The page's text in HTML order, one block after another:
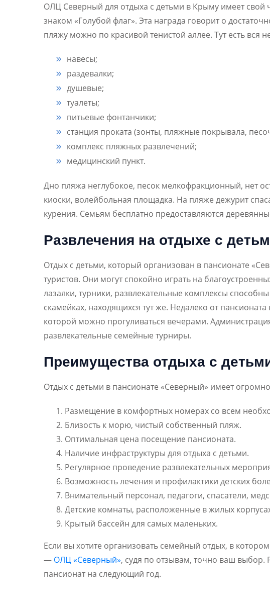
ОЛЦ Северный для отдыха с детьми в Крыму имеет
знаком «Голубой флаг». Эта награда говорит о
пляжу можно по красивой тенистой аллее. Тут есть вся
навесы;
раздевалки;
душевые;
туалеты;
питьевые фонтанчики;
станция проката (зонты, пляжные покрывала,
комплекс пляжных развлечений;
медицинский пункт.
Дно пляжа неглубокое, песок мелкофракционный, нет
киоски, волейбольная площадка. На пляже дежурит
курения. Семьям бесплатно предоставляются
Развлечения на отдыхе с
Отдых с детьми, который организован в пансионате
туристов. Они могут спокойно играть на
лазалки, турники, развлекательные комплексы
скамейках, находящихся тут же. Недалеко от
которой можно прогуливаться вечерами.
развлекательные семейные турниры.
Преимущества отдыха с
Отдых с детьми в пансионате «Северный» имеет
Размещение в комфортных номерах со всем
Близость к морю, чистый собственный пляж.
Оптимальная цена посещение пансионата.
Наличие инфраструктуры для отдыха с детьми.
Регулярное проведение развлекательных
Возможность лечения и профилактики детских
Внимательный персонал, педагоги, спасатели,
Детские комнаты, расположенные в жилых
Крытый бассейн для самых маленьких.
Если вы хотите организовать семейный отдых, в
— ОЛЦ «Северный», судя по отзывам, точно ваш выбор.
пансионат на следующий год.